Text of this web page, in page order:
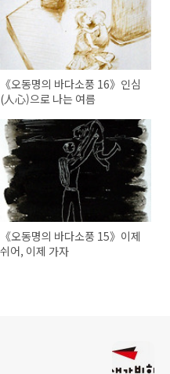
《오동명의 바다소풍 16》인심
(人心)으로 나는 여름
《오동명의 바다소풍 15》이제
쉬어, 이제 가자